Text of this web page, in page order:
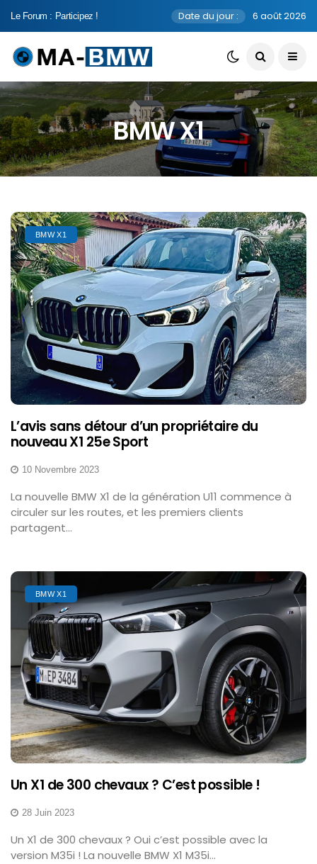
Le Forum : Participez ! Date du jour : 6 août 2026
BMW X1
BMW X1
L’avis sans détour d’un propriétaire du
nouveau X1 25e Sport
10 Novembre 2023
La nouvelle BMW X1 de la génération U11 commence à
circuler sur les routes, et les premiers clients
partagent...
BMW X1
Un X1 de 300 chevaux ? C’est possible !
28 Juin 2023
Un X1 de 300 chevaux ? Oui c’est possible avec la
version M35i ! La nouvelle BMW X1 M35i...